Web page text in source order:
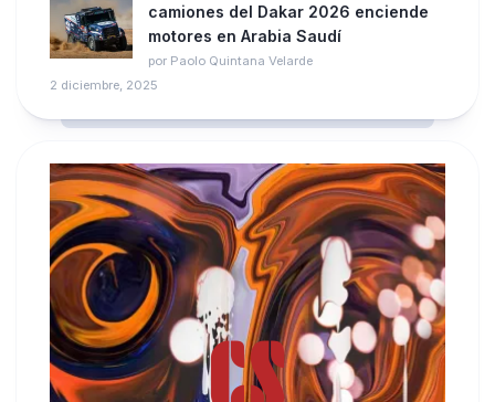
camiones del Dakar 2026 enciende
motores en Arabia Saudí
por Paolo Quintana Velarde
2 diciembre, 2025